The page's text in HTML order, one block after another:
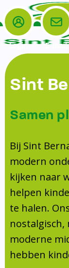
Home
De School
Onderwijs
Centrum
Schooltijden
Absentie
Vakanties
Aanmelden
Het Team
Ouders
Ouders
Ouderraad
Contact
Login E-mail
Sint
Samen
Bij Sint
modern
kijken naar
helpen
te halen.
moderne
hebben